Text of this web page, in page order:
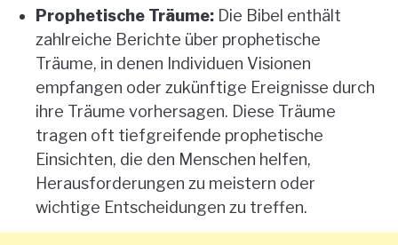
Prophetische Träume: Die Bibel enthält
zahlreiche Berichte über prophetische
Träume, in denen Individuen Visionen
empfangen oder zukünftige Ereignisse durch
ihre Träume vorhersagen. Diese Träume
tragen oft tiefgreifende prophetische
Einsichten, die den Menschen helfen,
Herausforderungen zu meistern oder
wichtige Entscheidungen zu treffen.